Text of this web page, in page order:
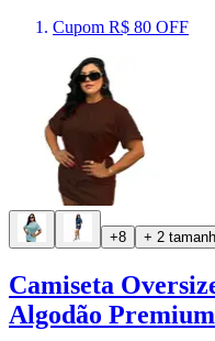
Cupom R$ 80 OFF
+8 + 2
Camiseta
Algodão Premium